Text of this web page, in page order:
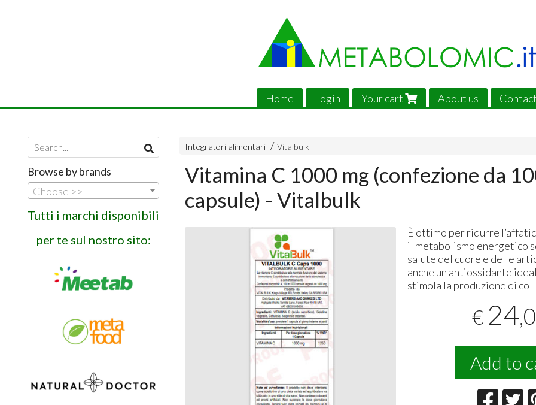
Home Login Your cart About us
Integratori alimentari Vitalbulk
Vitamina C 1000 mg (confezione da
capsule) - Vitalbulk
È ottimo per ridurre
il metabolismo energetico
salute del cuore e delle
anche un antiossidante
stimola la produzione di
€ 24
Add to
Browse by brands
Choose >>
Tutti i marchi disponibili
per te sul nostro sito: